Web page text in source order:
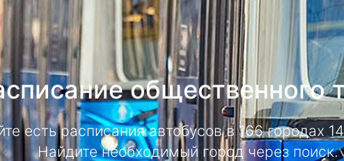
общественного
есть расписания автобусов в 166 городах
Найдите необходимый город через поиск.